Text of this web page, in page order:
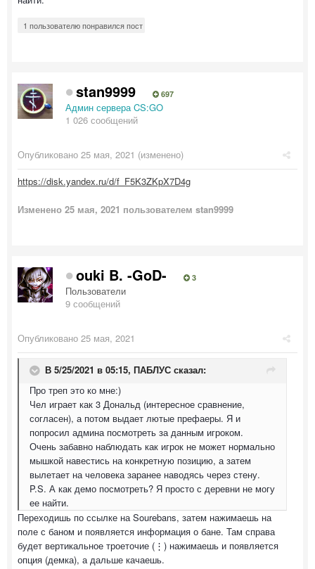
1 пользователю понравился пост
stan9999 697
Админ сервера CS:GO
1 026 сообщений
Опубликовано 25 мая, 2021 (изменено)
https://disk.yandex.ru/d/f_F5K3ZKpX7D4g
Изменено 25 мая, 2021 пользователем stan9999
ouki B. -GoD- 3
Пользователи
9 сообщений
Опубликовано 25 мая, 2021
В 5/25/2021 в 05:15, ПАБЛУС сказал:
Про треп это ко мне:)
Чел играет как 3 Дональд (интересное сравнение,
согласен), а потом выдает лютые префаеры. Я и
попросил админа посмотреть за данным игроком.
Очень забавно наблюдать как игрок не может нормально
мышкой навестись на конкретную позицию, а затем
вылетает на человека заранее наводясь через стену.
P.S. А как демо посмотреть? Я просто с деревни не могу
ее найти.
Переходишь по ссылке на Sourebans, затем нажимаешь на
поле с баном и появляется информация о бане. Там справа
будет вертикальное троеточие (⋮) нажимаешь и появляется
опция (демка), а дальше качаешь.